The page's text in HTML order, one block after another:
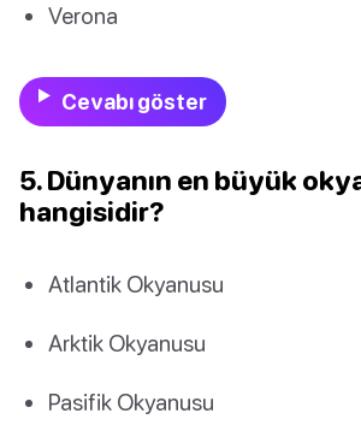
Verona
Cevabı göster
5. Dünyanın en büyük
hangisidir?
Atlantik Okyanusu
Arktik Okyanusu
Pasifik Okyanusu